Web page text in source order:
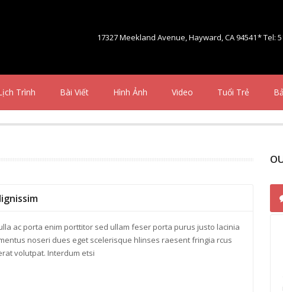
17327 Meekland Avenue, Hayward, CA 94541* Tel:
Trình Bài Viết Hình Ảnh Video Tuổi Trẻ
ac porta enim porttitor sed ullam feser porta purus justo lacinia
noseri dues eget scelerisque hlinses raesent fringia rcus
volutpat. Interdum etsi